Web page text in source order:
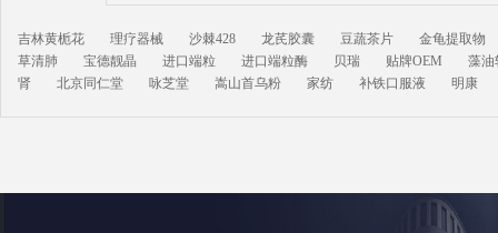
吉林黄栀花 理疗器械 沙棘428 龙芪胶囊 豆蔬茶片
金龟提取物
草清肺
宝德靓晶 进口端粒 进口端粒酶 贝瑞 贴牌OEM
藻油
肾
北京同仁堂 咏芝堂 嵩山首乌粉 家纺 补铁口服液 明康